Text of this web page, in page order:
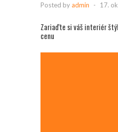
Posted byadmin - 17.
Zariaďte si váš interiér
cenu